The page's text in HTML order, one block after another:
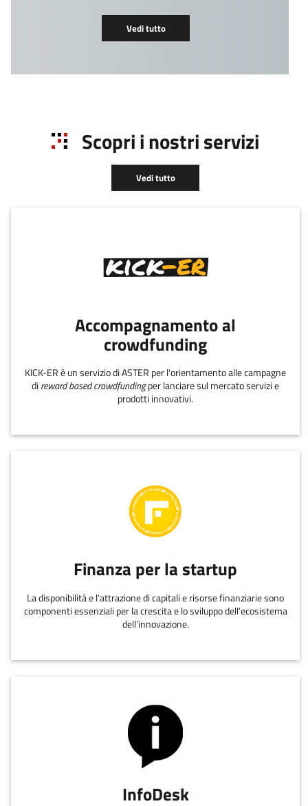
Vedi tutto
Scopri i nostri servizi
Vedi tutto
Accompagnamento al
crowdfunding
KICK-ER è un servizio di ASTER per l'orientamento alle campagne
di reward based crowdfundingper lanciare sul mercato servizi e
prodotti innovativi.
Finanza per la startup
La disponibilità e l’attrazione di capitali e risorse finanziarie sono
componenti essenziali per la crescita e lo sviluppo dell’ecosistema
dell’innovazione.
InfoDesk